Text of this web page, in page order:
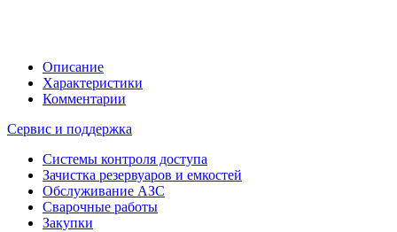
Описание
Характеристики
Комментарии
Сервис и поддержка
Системы контроля доступа
Зачистка резервуаров и емкостей
Обслуживание АЗС
Сварочные работы
Закупки